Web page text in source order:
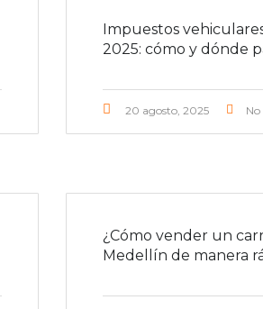
Impuestos
2025: cómo y dónde
20 agosto, 2025
¿Cómo vender un
Medellín de manera